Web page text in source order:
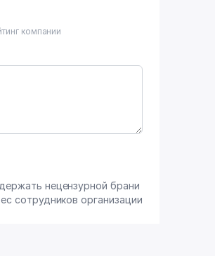
компании
нецензурной брани
сотрудников организации